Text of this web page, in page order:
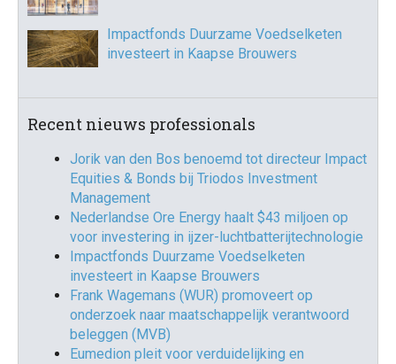
Impactfonds Duurzame Voedselketen
investeert in Kaapse Brouwers
Recent nieuws professionals
Jorik van den Bos benoemd tot directeur Impact
Equities & Bonds bij Triodos Investment
Management
Nederlandse Ore Energy haalt $43 miljoen op
voor investering in ijzer-luchtbatterijtechnologie
Impactfonds Duurzame Voedselketen
investeert in Kaapse Brouwers
Frank Wagemans (WUR) promoveert op
onderzoek naar maatschappelijk verantwoord
beleggen (MVB)
Eumedion pleit voor verduidelijking en